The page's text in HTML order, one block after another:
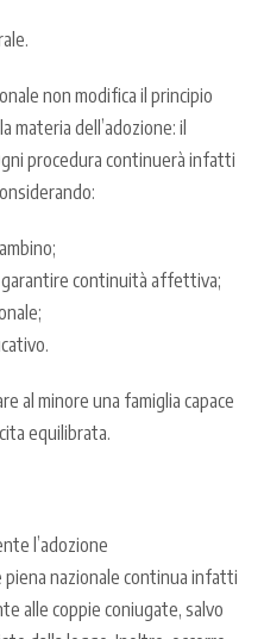
non modifica il principio
dell’adozione: il
procedura continuerà infatti
garantire continuità affettiva;
al minore una famiglia capace
equilibrata.
l’adozione
piena nazionale continua infatti
alle coppie coniugate, salvo